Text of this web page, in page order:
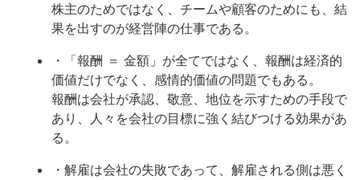
株主のためではなく、チームや顧客のためにも、結
果を出すのが経営陣の仕事である。
・「報酬 ＝ 金額」が全てではなく、報酬は経済的
価値だけでなく、感情的価値の問題でもある。
報酬は会社が承認、敬意、地位を示すための手段で
あり、人々を会社の目標に強く結びつける効果があ
る。
・解雇は会社の失敗であって、解雇される側は悪く